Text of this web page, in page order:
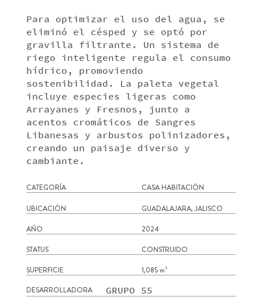
Para optimizar el uso del agua, se
eliminó el césped y se optó por
gravilla filtrante. Un sistema de
riego inteligente regula el consumo
hídrico, promoviendo
sostenibilidad. La paleta vegetal
incluye especies ligeras como
Arrayanes y Fresnos, junto a
acentos cromáticos de Sangres
Libanesas y arbustos polinizadores,
creando un paisaje diverso y
cambiante.
CATEGORÍA CASA HABITACIÓN
UBICACIÓN
GUADALAJARA, JALISCO
AÑO
2024
STATUS
CONSTRUIDO
SUPERFICIE
1,085 m²
DESARROLLADORA
GRUPO 55